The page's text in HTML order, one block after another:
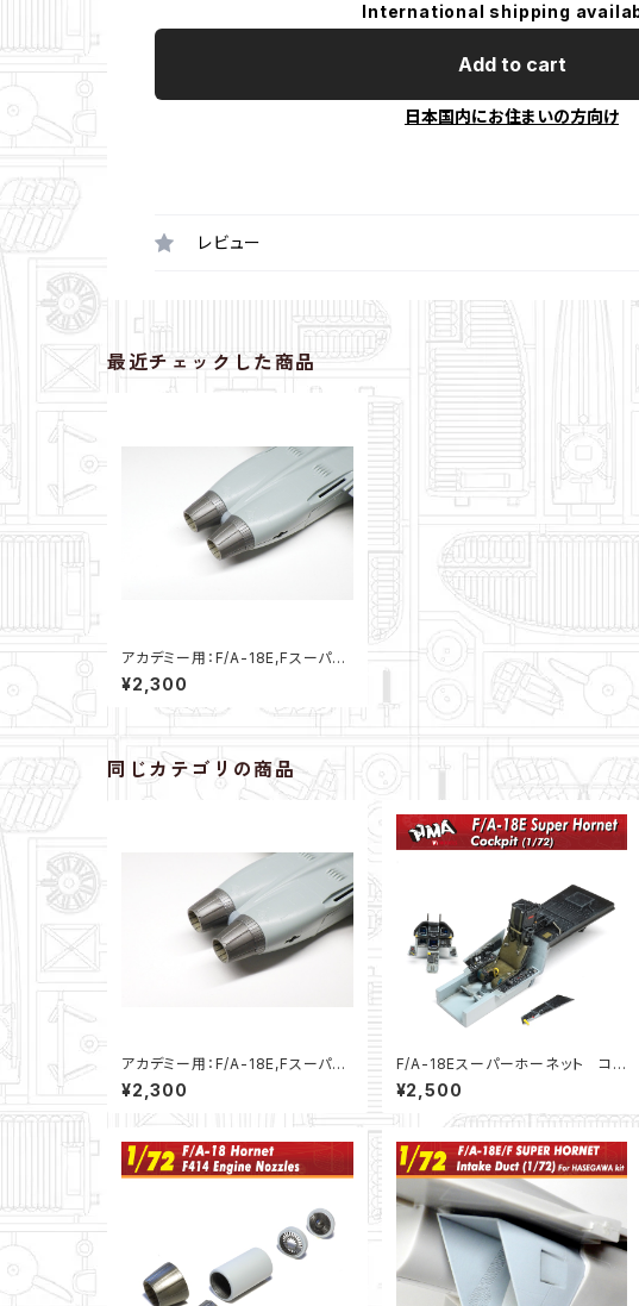
International shipping
Add to cart
日本国内にお住まいの方向け
レビュー
最近チェックした商品
アカデミー用：F/A-18E,Fスーパー
ホーネットエンジンノズル”切り欠き
無し”（1/72）
¥2,300
同じカテゴリの商品
アカデミー用：F/A-18E,Fスーパー
ホーネットエンジンノズル”切り欠き
有り”（1/72）
¥2,300
F/A-18Eスーパーホーネット コク
ピット（1/72）
¥2,500